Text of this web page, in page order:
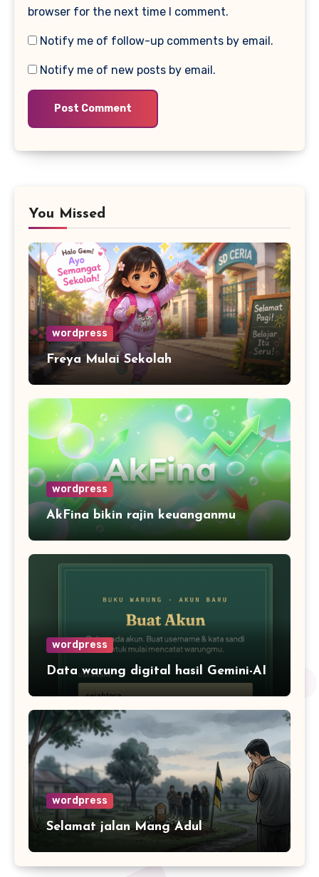
browser for the next time I comment.
Notify me of follow-up comments by email.
Notify me of new posts by email.
You Missed
wordpress
Freya Mulai Sekolah
wordpress
AkFina bikin rajin keuanganmu
wordpress
Data warung digital hasil Gemini-AI
wordpress
Selamat jalan Mang Adul